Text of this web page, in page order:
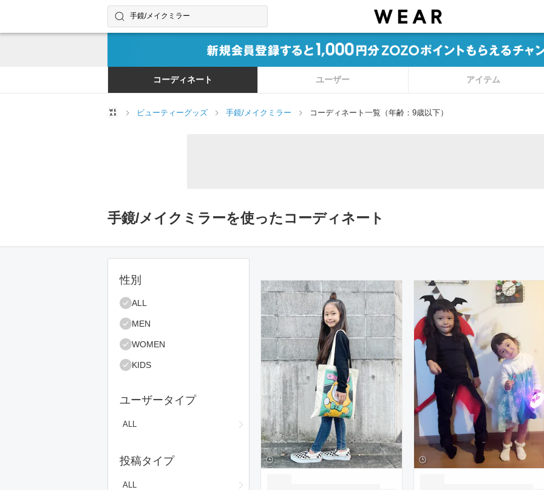
コーディネートやユーザーを探す
検索する
コーディネート ユーザー アイテム
ビューティーグッズ 手鏡/メイクミラー コーディネート一覧（年齢：9歳以下）
手鏡/メイクミラーを使ったコーディネート
絞り込み条件
性別
ALL
MEN
WOMEN
KIDS
ユーザータイプ
ALL
投稿タイプ
ALL
コーディネート一覧